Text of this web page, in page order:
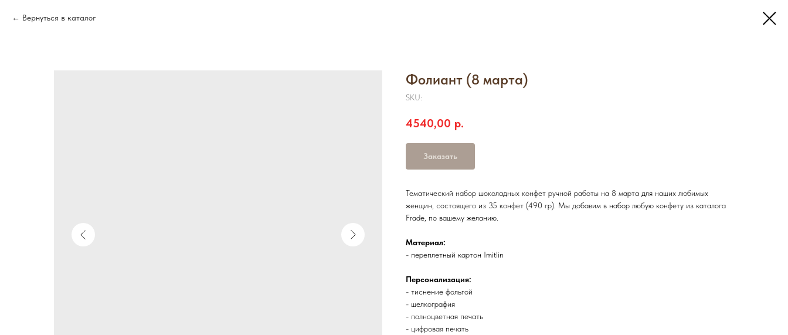
Вернуться в каталог
Фолиант (8 марта)
SKU:
4540,00 р.
Заказать
Тематический набор шоколадных конфет ручной работы на 8 марта для наших любимых
женщин, состоящего из 35 конфет (490 гр). Мы добавим в набор любую конфету из каталога
Frade, по вашему желанию.
Материал:
- переплетный картон Imitlin
Персонализация:
- тиснение фольгой
- шелкография
- полноцветная печать
- цифровая печать